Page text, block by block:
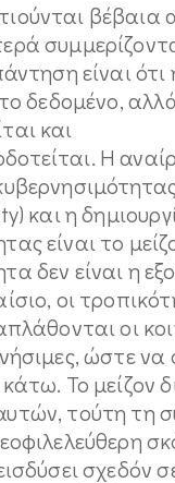
βέβαια
είναι
το δεδομένο,
και
Η
και η
είναι το
δεν είναι η
οι
οι
ώστε
Το μείζον
τούτη τη
σχεδόν